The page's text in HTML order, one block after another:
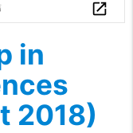
in
2018)